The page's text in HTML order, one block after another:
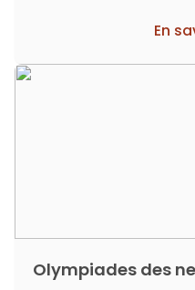
En
Olympiades des